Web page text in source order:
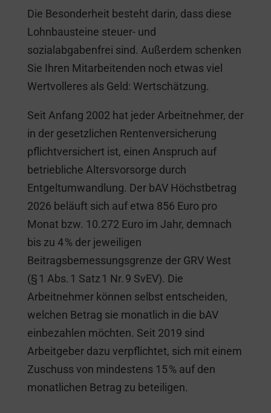
Die Besonderheit besteht darin, dass diese
Lohnbausteine steuer- und
sozialabgabenfrei sind. Außerdem schenken
Sie Ihren Mitarbeitenden noch etwas viel
Wertvolleres als Geld: Wertschätzung.
Seit Anfang 2002 hat jeder Arbeitnehmer, der
in der gesetzlichen Rentenversicherung
pflichtversichert ist, einen Anspruch auf
betriebliche Altersvorsorge durch
Entgeltumwandlung. Der bAV Höchstbetrag
2026 beläuft sich auf etwa 856 Euro pro
Monat bzw. 10.272 Euro im Jahr, demnach
bis zu 4 % der jeweiligen
Beitragsbemessungsgrenze der GRV West
(§ 1 Abs. 1 Satz 1 Nr. 9 SvEV). Die
Arbeitnehmer können selbst entscheiden,
welchen Betrag sie monatlich in die bAV
einbezahlen möchten. Seit 2019 sind
Arbeitgeber dazu verpflichtet, sich mit einem
Zuschuss von mindestens 15 % auf den
monatlichen Betrag zu beteiligen.